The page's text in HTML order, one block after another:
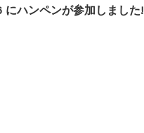
ハンペンが参加しました!